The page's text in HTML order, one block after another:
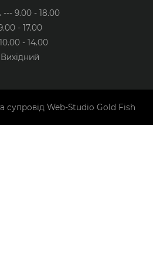
--- 9.00 - 18.00
- 17.00
10.00 - 14.00
Вихідний
супровід Web-Studio Gold Fish